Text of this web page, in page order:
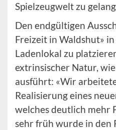
Spielzeugwelt zu
Den endgültigen
Freizeit in Waldshut»
Ladenlokal zu
extrinsischer Natur,
ausführt: «Wir
Realisierung eines
welches deutlich mehr
sehr früh wurde in den